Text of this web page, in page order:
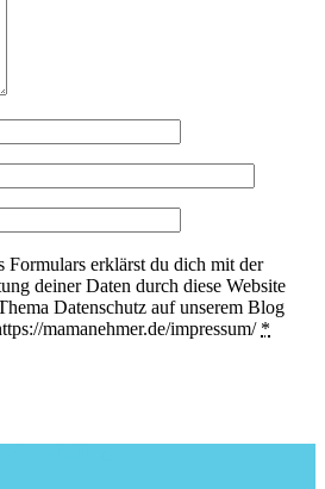
Formulars erklärst du dich mit der
deiner Daten durch diese Website
Datenschutz auf unserem Blog
mamanehmer.de/impressum/ *